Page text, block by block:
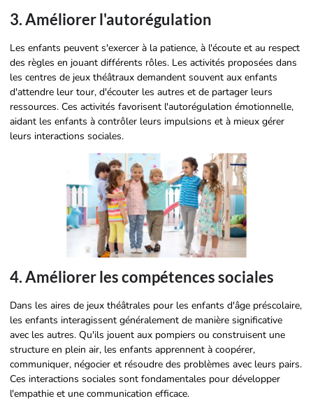
3. Améliorer l'autorégulation
Les enfants peuvent s'exercer à la patience, à l'écoute et au respect
des règles en jouant différents rôles. Les activités proposées dans
les centres de jeux théâtraux demandent souvent aux enfants
d'attendre leur tour, d'écouter les autres et de partager leurs
ressources. Ces activités favorisent l'autorégulation émotionnelle,
aidant les enfants à contrôler leurs impulsions et à mieux gérer
leurs interactions sociales.
4. Améliorer les compétences sociales
Dans les aires de jeux théâtrales pour les enfants d'âge préscolaire,
les enfants interagissent généralement de manière significative
avec les autres. Qu'ils jouent aux pompiers ou construisent une
structure en plein air, les enfants apprennent à coopérer,
communiquer, négocier et résoudre des problèmes avec leurs pairs.
Ces interactions sociales sont fondamentales pour développer
l'empathie et une communication efficace.